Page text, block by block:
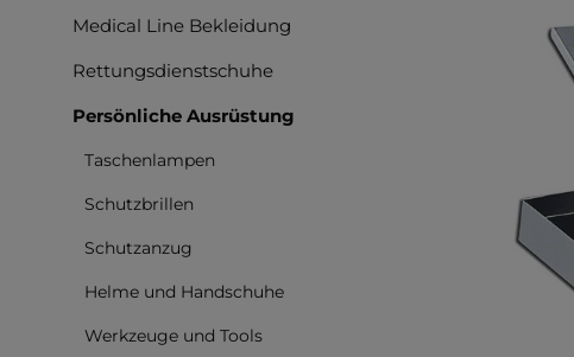
Medical Line Bekleidung
Rettungsdienstschuhe
Persönliche Ausrüstung
Taschenlampen
Schutzbrillen
Schutzanzug
Helme und Handschuhe
Werkzeuge und Tools